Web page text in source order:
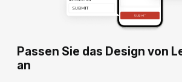
Passen Sie das Design von
an